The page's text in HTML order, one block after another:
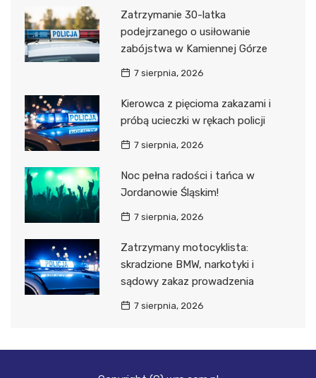
Zatrzymanie 30-latka
podejrzanego o usiłowanie
zabójstwa w Kamiennej Górze
7 sierpnia, 2026
Kierowca z pięcioma zakazami i
próbą ucieczki w rękach policji
7 sierpnia, 2026
Noc pełna radości i tańca w
Jordanowie Śląskim!
7 sierpnia, 2026
Zatrzymany motocyklista:
skradzione BMW, narkotyki i
sądowy zakaz prowadzenia
7 sierpnia, 2026